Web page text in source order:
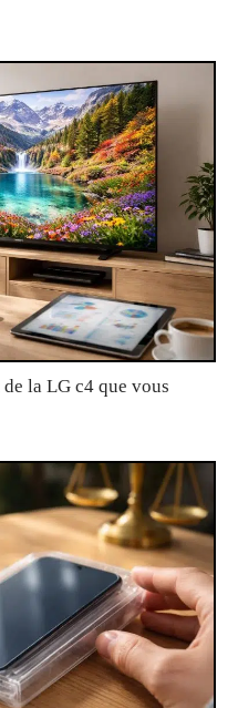
la LG c4 que vous